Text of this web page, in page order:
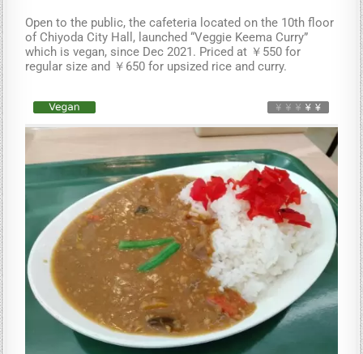
Open to the public, the cafeteria located on the 10th floor
of Chiyoda City Hall, launched “Veggie Keema Curry”
which is vegan, since Dec 2021. Priced at ￥550 for
regular size and ￥650 for upsized rice and curry.